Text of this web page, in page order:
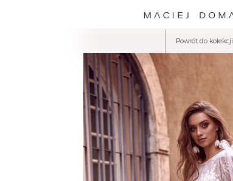
Powrót do kolekcji